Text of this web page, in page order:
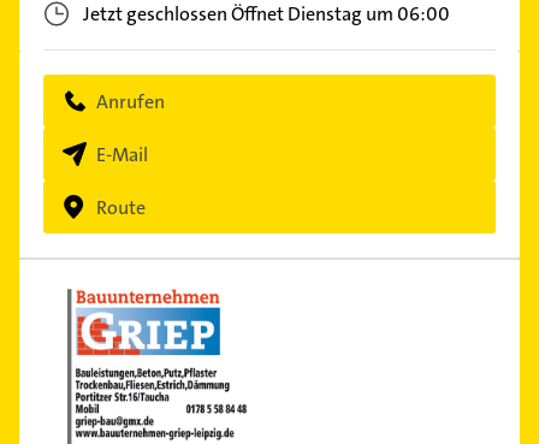
Jetzt geschlossenÖffnet Dienstag um 06:00
Anrufen
E-Mail
Route